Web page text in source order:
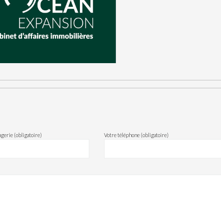
(obligatoire) Votre téléphone (obligatoire)